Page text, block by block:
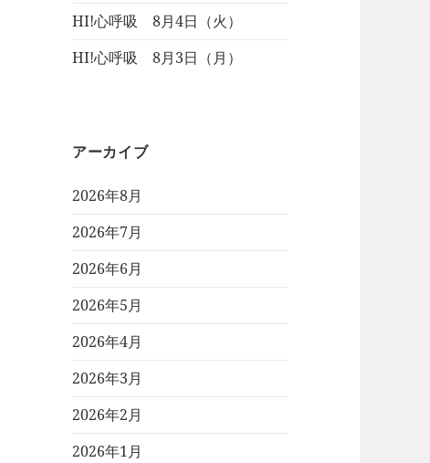
HI!心呼吸 8月4日（火）
HI!心呼吸 8月3日（月）
アーカイブ
2026年8月
2026年7月
2026年6月
2026年5月
2026年4月
2026年3月
2026年2月
2026年1月